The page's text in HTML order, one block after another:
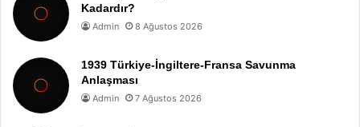
Kadardır?
Admin 8 Ağustos 2026
1939 Türkiye-İngiltere-Fransa Savunma
Anlaşması
Admin 7 Ağustos 2026